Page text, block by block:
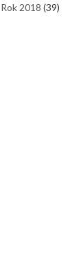
Rok 2018 (39)